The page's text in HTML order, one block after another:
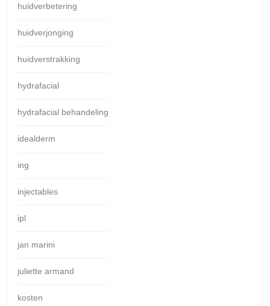
huidverbetering
huidverjonging
huidverstrakking
hydrafacial
hydrafacial behandeling
idealderm
ing
injectables
ipl
jan marini
juliette armand
kosten